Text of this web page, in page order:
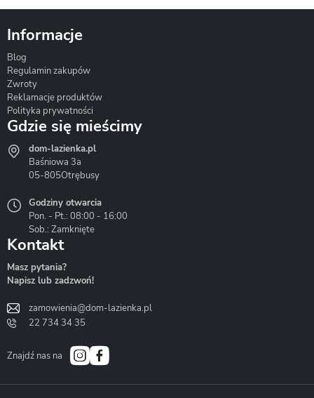
Hydrostop
Liveno
Bath&Spa
Informacje
Blog
Regulamin zakupów
Zwroty
Reklamacje produktów
Polityka prywatności
Gdzie się mieścimy
dom-lazienka.pl
Baśniowa 3a
05-805Otrębusy
Godziny otwarcia
Pon. - Pt.: 08:00 - 16:00
Sob.: Zamknięte
Kontakt
Masz pytania?
Napisz lub zadzwoń!
zamowienia@dom-lazienka.pl
22 734 34 35
Znajdź nas na